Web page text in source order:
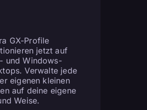
GX-Profile
jetzt auf
und Windows-
Verwalte jede
eigenen kleinen
auf deine eigene
Weise.